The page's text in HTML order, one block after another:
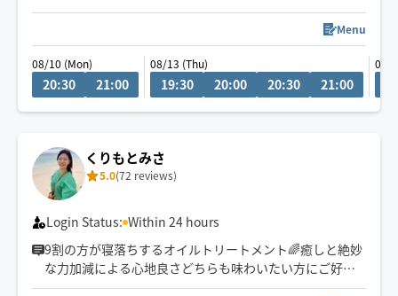
車移動が主となっていますので、ご予約時に駐車場の情
報をいただけると大変助かります。
Menu
08/10 (Mon)
20:30 21:00
08/13 (Thu)
19:30 20:00 20:30 21:00
08/
くりもとみさ
5.0(72 reviews)
Login Status: Within 24 hours
9割の方が寝落ちするオイルトリートメント🌈癒しと絶妙
な力加減による心地良さどちらも味わいたい方にご好評
頂いております！